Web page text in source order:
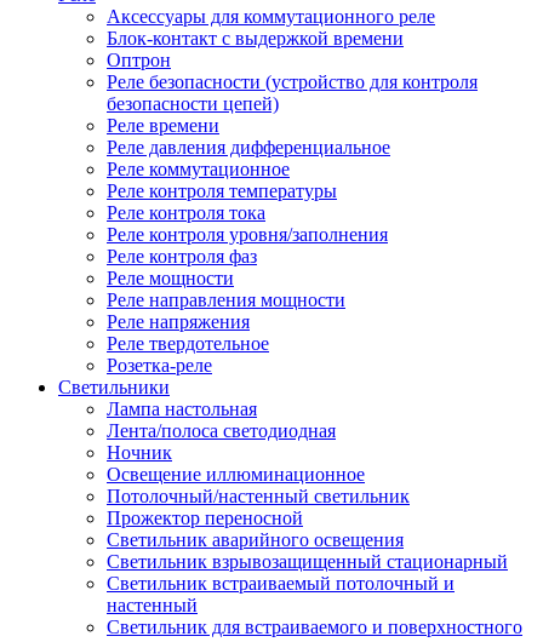
Аксессуары для коммутационного реле
Блок-контакт с выдержкой времени
Оптрон
Реле безопасности (устройство для контроля
безопасности цепей)
Реле времени
Реле давления дифференциальное
Реле коммутационное
Реле контроля температуры
Реле контроля тока
Реле контроля уровня/заполнения
Реле контроля фаз
Реле мощности
Реле направления мощности
Реле напряжения
Реле твердотельное
Розетка-реле
Светильники
Лампа настольная
Лента/полоса светодиодная
Ночник
Освещение иллюминационное
Потолочный/настенный светильник
Прожектор переносной
Светильник аварийного освещения
Светильник взрывозащищенный стационарный
Светильник встраиваемый потолочный и
настенный
Светильник для встраиваемого и поверхностного